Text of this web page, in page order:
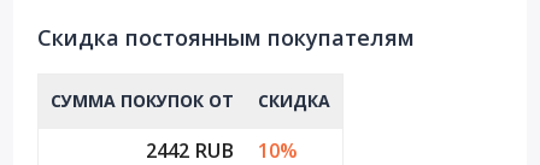
Cкидка постоянным покупателям
СУММА ПОКУПОК ОТ СКИДКА
2442 RUB
10%